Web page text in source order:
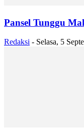
Pansel Tunggu
Redaksi - Selasa, 5